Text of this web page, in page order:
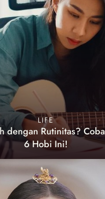
LIFE
dengan Rutinitas?
6 Hobi Ini!